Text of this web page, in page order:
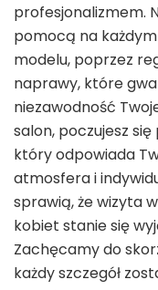
profesjonalizmem.
pomocą na
modelu, poprzez
naprawy, które
niezawodność
salon, poczujesz
który odpowiada
atmosfera i
sprawią, że wizyta
kobiet stanie się
Zachęcamy do
każdy szczegół